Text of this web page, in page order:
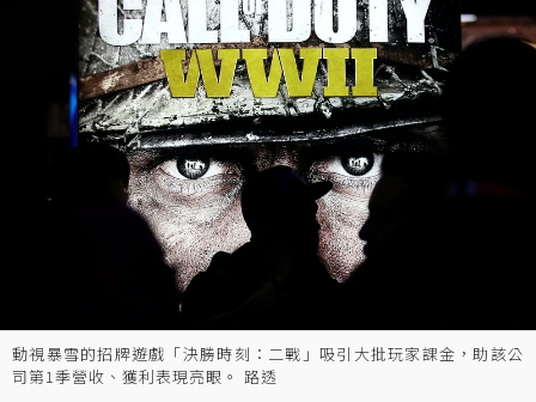
動視暴雪的招牌遊戲「決勝時刻：二戰」吸引大批玩家課金，助該公
司第1季營收、獲利表現亮眼。 路透